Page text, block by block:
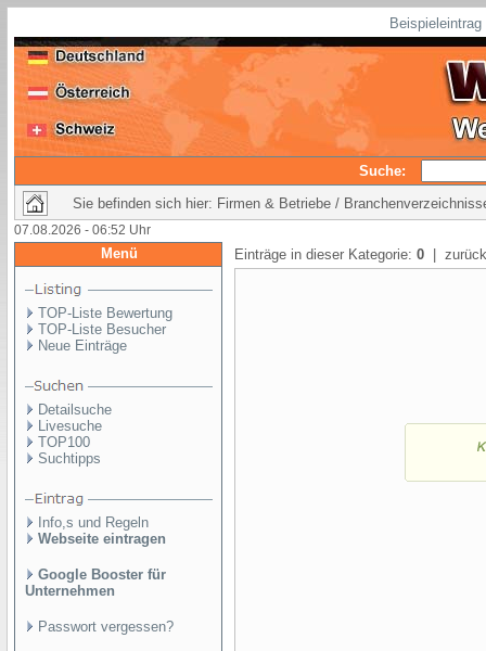
Suche:
Sie befinden sich hier: Firmen & Betriebe /
07.08.2026 - 06:52 Uhr
Menü
TOP-Liste Bewertung
TOP-Liste Besucher
Neue Einträge
Detailsuche
Livesuche
TOP100
Suchtipps
Info,s und Regeln
Webseite eintragen
Google Booster für
Unternehmen
Passwort vergessen?
Einträge in dieser Kategorie: 0 |